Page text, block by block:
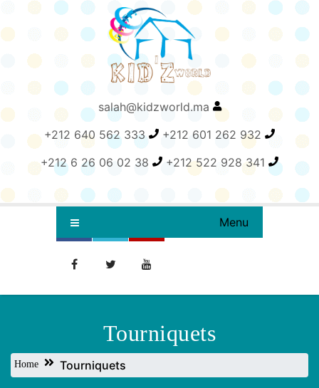
salah@kidzworld.ma
+212 640 562 333
+212 601 262 932
+212 6 26 06 02 38
+212 522 928 341
Menu
Tourniquets
Home Tourniquets